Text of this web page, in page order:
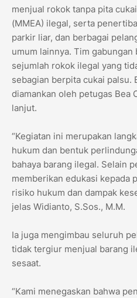
menjual rokok tanpa pita
(MMEA) ilegal, serta
parkir liar, dan berbagai
umum lainnya. Tim
sejumlah rokok ilegal yang
sebagian berpita cukai palsu.
diamankan oleh petugas Bea
lanjut.
“Kegiatan ini merupakan
hukum dan bentuk
bahaya barang ilegal. Selain
memberikan edukasi kepada
risiko hukum dan dampak
jelas Widianto, S.Sos., M.M.
Ia juga mengimbau seluruh
tidak tergiur menjual barang
sesaat.
“Kami menegaskan bahwa